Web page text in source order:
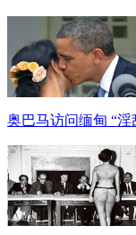
奥巴马访问缅甸 “淫